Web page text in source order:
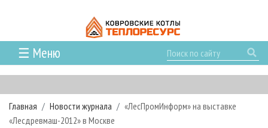
☰ Меню
ГЛАВНАЯ
РУБРИКИ И ТЕМЫ
РУБРИКИ ЖУРНАЛА
НОВОСТИ
Главная Новости журнала
«ЛесПромИнформ» на выставке
«Лесдревмаш-2012» в Москве